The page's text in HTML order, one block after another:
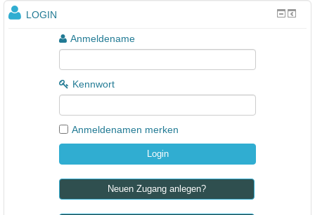
LOGIN
Anmeldename
Kennwort
Anmeldenamen merken
Neuen Zugang anlegen?